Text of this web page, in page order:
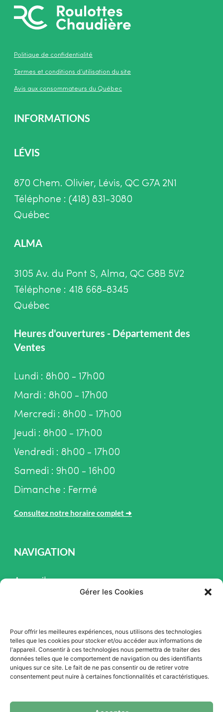
Gérer les Cookies
Pour offrir les meilleures expériences, nous utilisons des technologies
telles que les cookies pour stocker et/ou accéder aux informations de
l'appareil. Consentir à ces technologies nous permettra de traiter des
données telles que le comportement de navigation ou des identifiants
uniques sur ce site. Le fait de ne pas consentir ou de retirer votre
consentement peut nuire à certaines fonctionnalités et caractéristiques.
Politique de confidentialité
Termes et conditions d’utilisation du site
Avis aux consommateurs du Québec
INFORMATIONS
LÉVIS
870 Chem. Olivier, Lévis, QC G7A 2N1
Téléphone : (418) 831-3080
Québec
ALMA
3105 Av. du Pont S, Alma, QC G8B 5V2
Téléphone : 418 668-8345
Québec
Heures d'ouvertures - Département des
Ventes
Lundi : 8h00 - 17h00
Mardi : 8h00 - 17h00
Mercredi : 8h00 - 17h00
Jeudi : 8h00 - 17h00
Vendredi : 8h00 - 17h00
Samedi : 9h00 - 16h00
Dimanche : Fermé
Consultez notre horaire complet ➜
NAVIGATION
Accueil
Promotion
Blogue
Nous contacter